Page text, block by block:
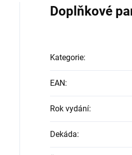
Doplňkové
Kategorie:
EAN:
Rok vydání:
Dekáda: